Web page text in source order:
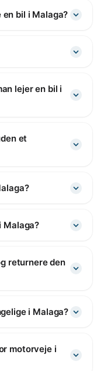
bil i Malaga?
lejer en bil i
et
Malaga?
returnere den
i Malaga?
motorveje i